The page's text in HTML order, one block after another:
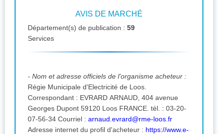
AVIS DE MARCHÉ
Département(s) de publication : 59
Services
- Nom et adresse officiels de l'organisme acheteur :
Régie Municipale d'Electricité de Loos.
Correspondant : EVRARD ARNAUD, 404 avenue
Georges Dupont 59120 Loos FRANCE. tél. : 03-20-
07-56-34 Courriel : arnaud.evrard@rme-loos.fr
Adresse internet du profil d'acheteur : https://www.e-